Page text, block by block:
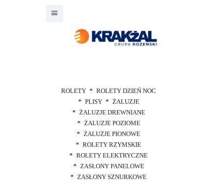
ROLETY
ROLETY DZIEŃ NOC
PLISY
ŻALUZJE
ŻALUZJE DREWNIANE
ŻALUZJE POZIOME
ŻALUZJE PIONOWE
ROLETY RZYMSKIE
ROLETY ELEKTRYCZNE
ZASŁONY PANELOWE
ZASŁONY SZNURKOWE